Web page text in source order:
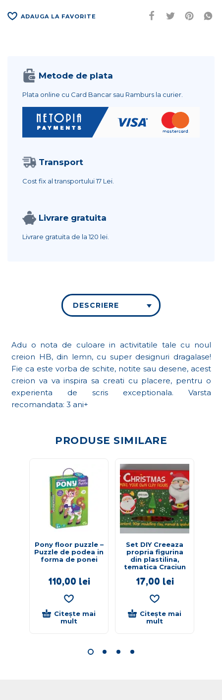
ADAUGA LA FAVORITE
Metode de plata
Plata online cu Card Bancar sau Ramburs la curier.
Transport
Cost fix al transportului17 Lei.
Livrare gratuita
Livrare gratuita de la120 lei.
DESCRIERE
Adu o nota de culoare in activitatile tale cu noul
creion HB, din lemn, cu super designuri dragalase!
Fie ca este vorba de schite, notite sau desene, acest
creion va va inspira sa creati cu placere, pentru o
experienta de scris exceptionala. Varsta
recomandata: 3 ani+
PRODUSE SIMILARE
Pony floor puzzle –
Puzzle de podea in
forma de ponei
110,00 lei
Citește mai
mult
Set DIY Creeaza
propria figurina
din plastilina,
tematica Craciun
17,00 lei
Citește mai
mult